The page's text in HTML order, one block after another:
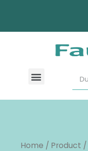
Home / Product /